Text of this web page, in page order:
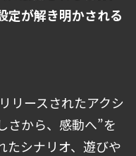
定が解き明かされる
リースされたアクシ
さから、感動へ”を
たシナリオ、遊びや